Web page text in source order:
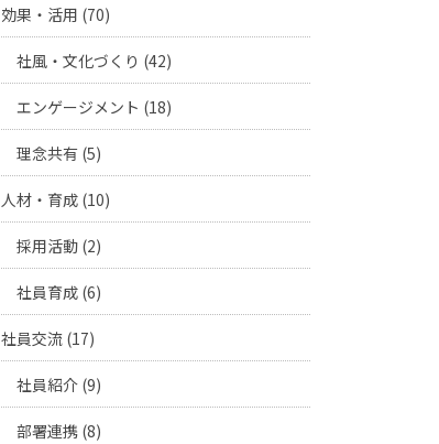
効果・活用 (70)
社風・文化づくり (42)
エンゲージメント (18)
理念共有 (5)
人材・育成 (10)
採用活動 (2)
社員育成 (6)
社員交流 (17)
社員紹介 (9)
部署連携 (8)